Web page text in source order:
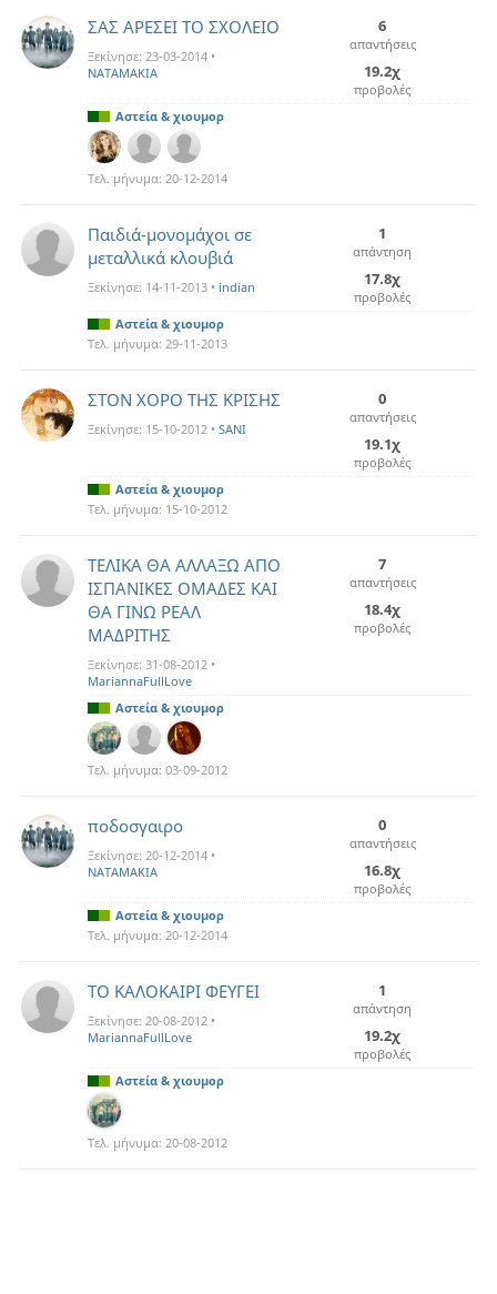
ΣΑΣ ΑΡΕΣΕΙ ΤΟ ΣΧΟΛΕΙΟ
Ξεκίνησε: 23-03-2014 •
NATAMAKIA
6
απαντήσεις
19.2χ
προβολές
Αστεία & χιουμορ
Τελ. μήνυμα: 20-12-2014
Παιδιά-μονομάχοι σε
μεταλλικά κλουβιά
Ξεκίνησε: 14-11-2013 • indian
1
απάντηση
17.8χ
προβολές
Αστεία & χιουμορ
Τελ. μήνυμα: 29-11-2013
ΣΤΟΝ ΧΟΡΟ ΤΗΣ ΚΡΙΣΗΣ
Ξεκίνησε: 15-10-2012 • SANI
0
απαντήσεις
19.1χ
προβολές
Αστεία & χιουμορ
Τελ. μήνυμα: 15-10-2012
ΤΕΛΙΚΑ ΘΑ ΑΛΛΑΞΩ ΑΠΟ
ΙΣΠΑΝΙΚΕΣ ΟΜΑΔΕΣ ΚΑΙ
ΘΑ ΓΙΝΩ ΡΕΑΛ
ΜΑΔΡΙΤΗΣ
Ξεκίνησε: 31-08-2012 •
MariannaFullLove
7
απαντήσεις
18.4χ
προβολές
Αστεία & χιουμορ
Τελ. μήνυμα: 03-09-2012
ποδοσγαιρο
Ξεκίνησε: 20-12-2014 •
NATAMAKIA
0
απαντήσεις
16.8χ
προβολές
Αστεία & χιουμορ
Τελ. μήνυμα: 20-12-2014
ΤΟ ΚΑΛΟΚΑΙΡΙ ΦΕΥΓΕΙ
Ξεκίνησε: 20-08-2012 •
MariannaFullLove
1
απάντηση
19.2χ
προβολές
Αστεία & χιουμορ
Τελ. μήνυμα: 20-08-2012